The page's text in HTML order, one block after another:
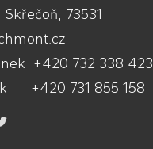
73531
+420 732 338 423
+420 731 855 158